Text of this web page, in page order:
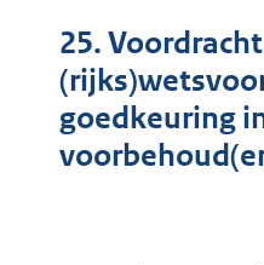
25. Voordracht
goedkeuring